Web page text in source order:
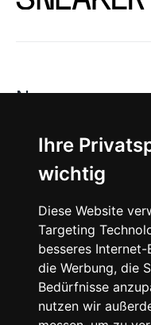
Ihre
wichtig
Diese Website
Targeting
besseres
die Werbung, die
Bedürfnisse
nutzen wir
News
About
Instagram
Facebook